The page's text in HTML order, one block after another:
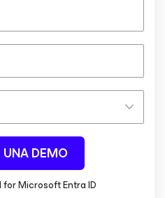
DEMO
for Microsoft Entra ID